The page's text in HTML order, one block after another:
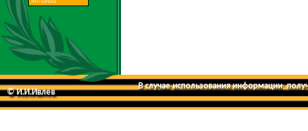
© И.И.Ивлев
В случае использования информации,